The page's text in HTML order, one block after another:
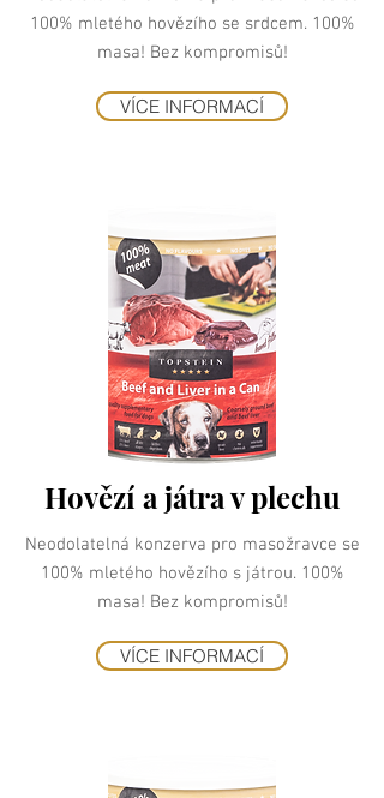
100% mletého hovězího se srdcem. 100%
masa! Bez kompromisů!
VÍCE INFORMACÍ
Hovězí a játra v plechu
Neodolatelná konzerva pro masožravce se
100% mletého hovězího s játrou. 100%
masa! Bez kompromisů!
VÍCE INFORMACÍ